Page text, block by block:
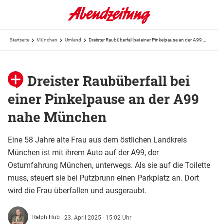
Startseite München Umland
Dreister Raubüberfall bei
einer Pinkelpause an der A99
nahe München
Eine 58 Jahre alte Frau aus dem östlichen Landkreis
München ist mit ihrem Auto auf der A99, der
Ostumfahrung München, unterwegs. Als sie auf die Toilette
muss, steuert sie bei Putzbrunn einen Parkplatz an. Dort
wird die Frau überfallen und ausgeraubt.
Ralph Hub | 23. April 2025 - 15:02 Uhr